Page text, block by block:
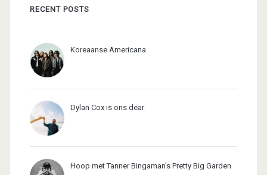
RECENT POSTS
Koreaanse Americana
Dylan Cox is ons dear
Hoop met Tanner Bingaman's Pretty Big Garden